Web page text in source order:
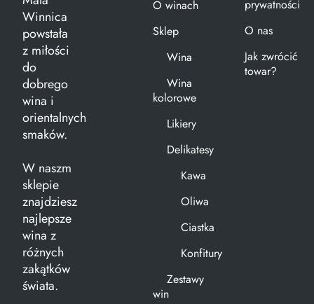
Winnica
powstała
z miłości
do
dobrego
wina i
orientalnych
smaków.
W naszm
sklepie
znajdziesz
najlepsze
wina z
różnych
zakątków
świata.
O winach
Sklep
Wina
Wina
kolorowe
Likiery
Delikatesy
Kawa
Oliwa
Ciastka
Konfitury
Zestawy
win
prywatności
O nas
Jak zwrócić
towar?